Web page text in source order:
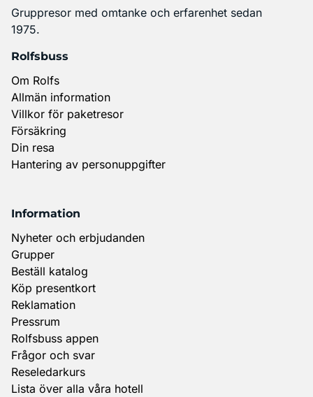
Gruppresor med omtanke och erfarenhet sedan
1975.
Rolfsbuss
Om Rolfs
Allmän information
Villkor för paketresor
Försäkring
Din resa
Hantering av personuppgifter
Information
Nyheter och erbjudanden
Grupper
Beställ katalog
Köp presentkort
Reklamation
Pressrum
Rolfsbuss appen
Frågor och svar
Reseledarkurs
Lista över alla våra hotell